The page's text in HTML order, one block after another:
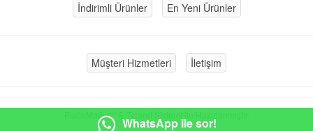
İndirimli Ürünler En Yeni Ürünler
Müşteri Hizmetleri İletişim
PlatinMarket
WhatsApp ile sor!